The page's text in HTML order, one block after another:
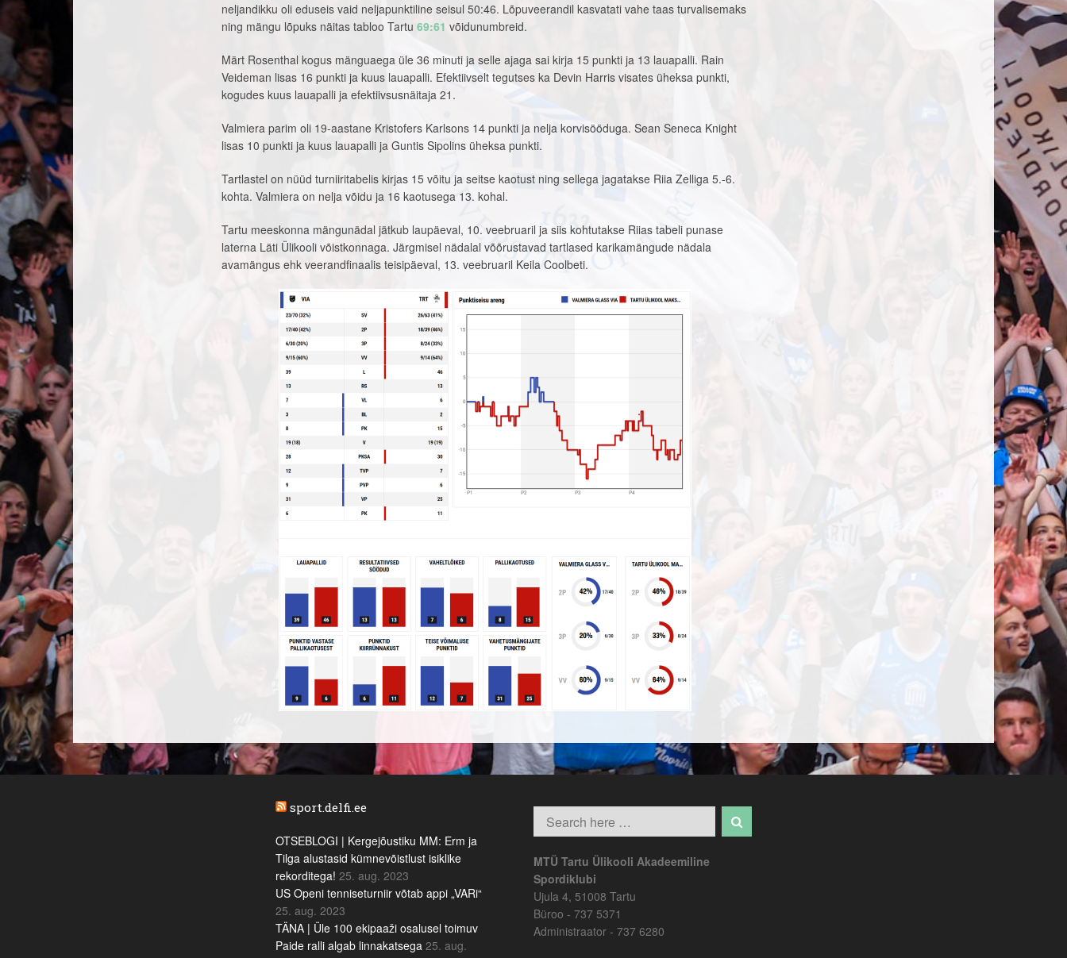
neljandikku oli eduseis vaid neljapunktiline seisul 50:46. Lõpuveerandil kasvatati vahe taas turvalisemaks
ning mängu lõpuks näitas tabloo Tartu 69:61 võidunumbreid.
Märt Rosenthal kogus mänguaega üle 36 minuti ja selle ajaga sai kirja 15 punkti ja 13 lauapalli. Rain
Veideman lisas 16 punkti ja kuus lauapalli. Efektiivselt tegutses ka Devin Harris visates üheksa punkti,
kogudes kuus lauapalli ja efektiivsusnäitaja 21.
Valmiera parim oli 19-aastane Kristofers Karlsons 14 punkti ja nelja korvisööduga. Sean Seneca Knight
lisas 10 punkti ja kuus lauapalli ja Guntis Sipolins üheksa punkti.
Tartlastel on nüüd turniiritabelis kirjas 15 võitu ja seitse kaotust ning sellega jagatakse Riia Zelliga 5.-6.
kohta. Valmiera on nelja võidu ja 16 kaotusega 13. kohal.
Tartu meeskonna mängunädal jätkub laupäeval, 10. veebruaril ja siis kohtutakse Riias tabeli punase
laterna Läti Ülikooli võistkonnaga. Järgmisel nädalal võõrustavad tartlased karikamängude nädala
avamängus ehk veerandfinaalis teisipäeval, 13. veebruaril Keila Coolbeti.
sport.delfi.ee
OTSEBLOGI | Kergejõustiku MM: Erm ja
Tilga alustasid kümnevõistlust isiklike
rekorditega! 25. aug. 2023
US Openi tenniseturniir võtab appi „VARi“
25. aug. 2023
TÄNA | Üle 100 ekipaaži osalusel toimuv
Paide ralli algab linnakatsega 25. aug.
MTÜ Tartu Ülikooli Akadeemiline
Spordiklubi
Ujula 4, 51008 Tartu
Büroo - 737 5371
Administraator - 737 6280